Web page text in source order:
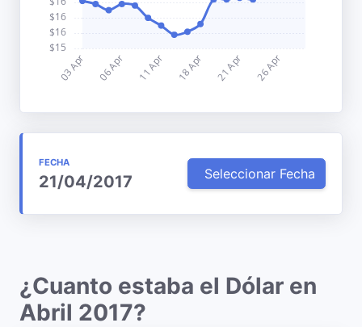
FECHA
21/04/2017 Seleccionar Fecha
¿Cuanto estaba el Dólar en
Abril 2017?